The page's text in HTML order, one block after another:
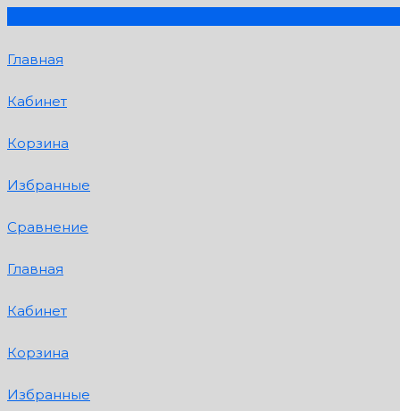
Главная
Кабинет
Корзина
Избранные
Сравнение
Главная
Кабинет
Корзина
Избранные